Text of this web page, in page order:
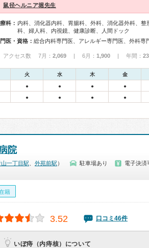
鼠径ヘルニア堀先生
科： 内科、消化器内科、胃腸科、外科、消化器外科、整
科、婦人科、内視鏡、健康診断、人間ドック
医・資格：
アクセス数 7月： 2,069 | 6月： 1,900 | 年間：
火 水 木 金
● ● ● ●
● ● ● ●
院
山一丁目駅 外苑前駅 ） 駐車場あり 電子決済
籍
3.52 口コミ46件
いぼ痔（内痔核）について